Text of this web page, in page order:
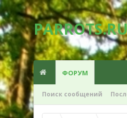
ФОРУМ
Поиск сообщений